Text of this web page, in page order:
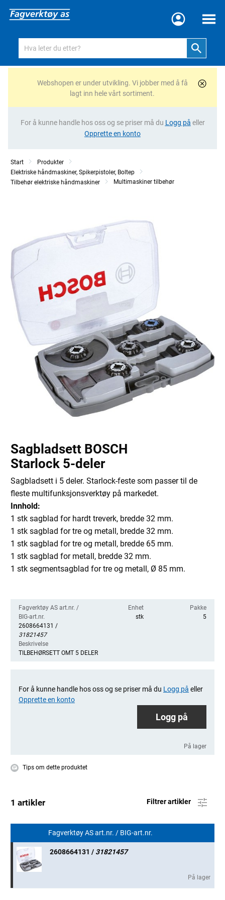
Meny
Webshopen er under utvikling. Vi jobber med å få
lagt inn hele vårt sortiment.
For å kunne handle hos oss og se priser må du Logg på eller
Opprette en konto
Start
Produkter
Elektriske håndmaskiner, Spikerpistoler, Boltep
Tilbehør elektriske håndmaskiner
Multimaskiner tilbehør
Sagbladsett BOSCH
Starlock 5-deler
Sagbladsett i 5 deler. Starlock-feste som passer til de
fleste multifunksjonsverktøy på markedet.
Innhold:
1 stk sagblad for hardt treverk, bredde 32 mm.
1 stk sagblad for tre og metall, bredde 32 mm.
1 stk sagblad for tre og metall, bredde 65 mm.
1 stk sagblad for metall, bredde 32 mm.
1 stk segmentsagblad for tre og metall, Ø 85 mm.
Fagverktøy AS art.nr. /
BIG-art.nr.
2608664131 /
31821457
Enhet
stk
Pakke
5
Beskrivelse
TILBEHØRSETT OMT 5 DELER
For å kunne handle hos oss og se priser må du Logg på eller
Opprette en konto
Logg på
På lager
Tips om dette produktet
1 artikler Filtrer artikler
Fagverktøy AS art.nr. / BIG-art.nr.
2608664131 / 31821457
På lager